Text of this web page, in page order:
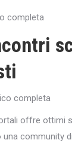
completa
completa
offre ottimi
community